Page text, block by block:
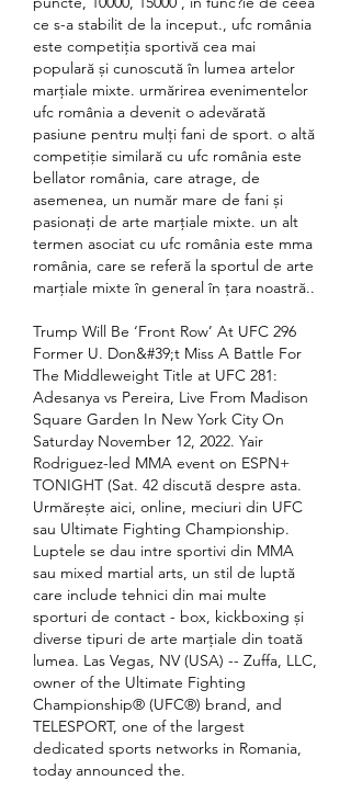
ce s-a stabilit de la inceput., ufc românia
este competiția sportivă cea mai
populară și cunoscută în lumea artelor
marțiale mixte. urmărirea evenimentelor
ufc românia a devenit o adevărată
pasiune pentru mulți fani de sport. o altă
competiție similară cu ufc românia este
bellator românia, care atrage, de
asemenea, un număr mare de fani și
pasionați de arte marțiale mixte. un alt
termen asociat cu ufc românia este mma
românia, care se referă la sportul de arte
marțiale mixte în general în țara noastră..
Trump Will Be ‘Front Row’ At UFC 296
Former U. Don&#39;t Miss A Battle For
The Middleweight Title at UFC 281:
Adesanya vs Pereira, Live From Madison
Square Garden In New York City On
Saturday November 12, 2022. Yair
Rodriguez-led MMA event on ESPN+
TONIGHT (Sat. 42 discută despre asta.
Urmărește aici, online, meciuri din UFC
sau Ultimate Fighting Championship.
Luptele se dau intre sportivi din MMA
sau mixed martial arts, un stil de luptă
care include tehnici din mai multe
sporturi de contact - box, kickboxing și
diverse tipuri de arte marțiale din toată
lumea. Las Vegas, NV (USA) -- Zuffa, LLC,
owner of the Ultimate Fighting
Championship® (UFC®) brand, and
TELESPORT, one of the largest
dedicated sports networks in Romania,
today announced the.